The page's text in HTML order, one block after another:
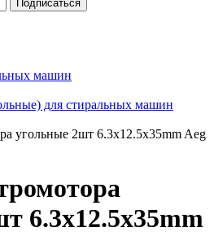
машин
для стиральных машин
угольные 2шт 6.3x12.5x35mm Aeg
6.3x12.5x35mm